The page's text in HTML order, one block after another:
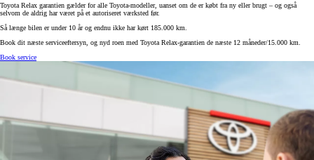
Toyota Relax garantien gælder for alle Toyota-modeller, uanset om de er købt fra ny eller brugt – og også
selvom de aldrig har været på et autoriseret værksted før.
Så længe bilen er under 10 år og endnu ikke har kørt 185.000 km.
Book dit næste serviceeftersyn, og nyd roen med Toyota Relax-garantien de næste 12 måneder/15.000 km.
Book service